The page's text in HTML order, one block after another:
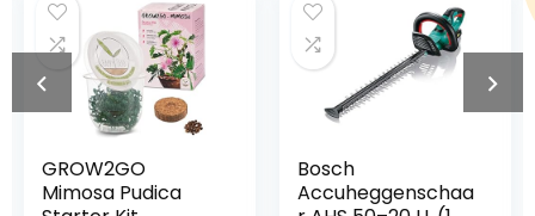
Bosch
Accuheggenschaa
10 stuks Droge
Installaties